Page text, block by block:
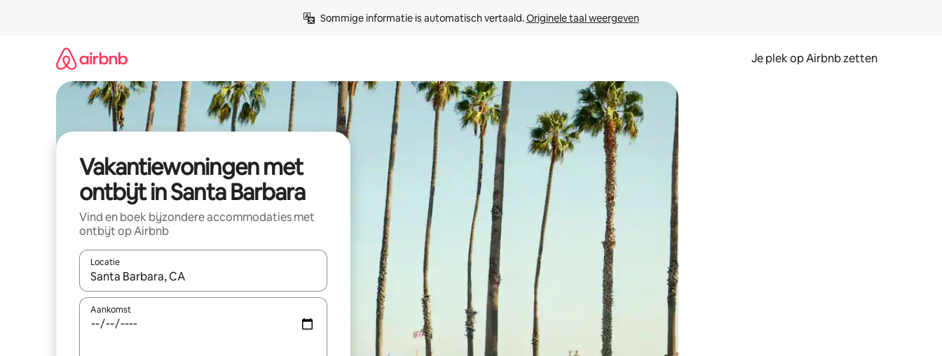
Sommige informatie is automatisch vertaald. Originele taal weergeven
Je plek op Airbnb zetten
Vakantiewoningen met
ontbijt in Santa Barbara
Vind en boek bijzondere accommodaties met
ontbijt op Airbnb
Locatie
Wanneer er resultaten beschikbaar zijn, maak je een keuze met je de pijltjestoetsen omhoog en omlaag, óf door te tikken of swipen.
Aankomst